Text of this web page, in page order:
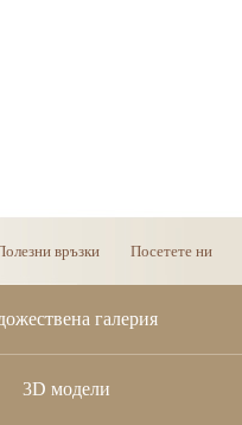
галерия
3D модели
връзки Посетете ни